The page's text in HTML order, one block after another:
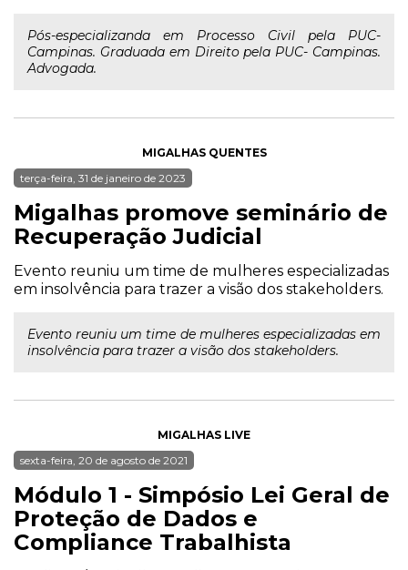
Pós-especializanda em Processo Civil pela PUC-
Campinas. Graduada em Direito pela PUC- Campinas.
Advogada.
MIGALHAS QUENTES
terça-feira, 31 de janeiro de 2023
Migalhas promove seminário de
Recuperação Judicial
Evento reuniu um time de mulheres especializadas
em insolvência para trazer a visão dos stakeholders.
Evento reuniu um time de mulheres especializadas em
insolvência para trazer a visão dos stakeholders.
MIGALHAS LIVE
sexta-feira, 20 de agosto de 2021
Módulo 1 - Simpósio Lei Geral de
Proteção de Dados e
Compliance Trabalhista